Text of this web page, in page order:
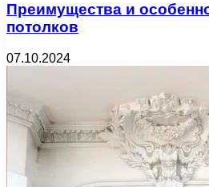
Преимущества и
потолков
07.10.2024